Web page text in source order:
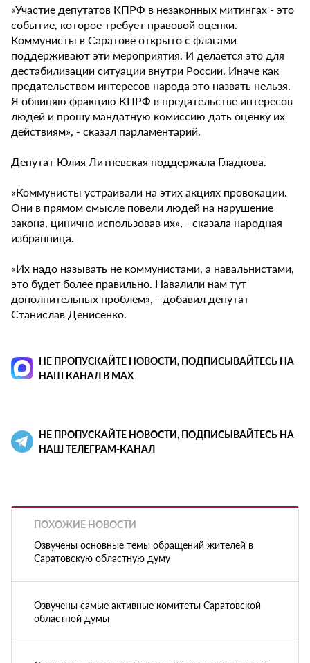
«Участие депутатов КПРФ в незаконных митингах - это
событие, которое требует правовой оценки.
Коммунисты в Саратове открыто с флагами
поддерживают эти мероприятия. И делается это для
дестабилизации ситуации внутри России. Иначе как
предательством интересов народа это назвать нельзя.
Я обвиняю фракцию КПРФ в предательстве интересов
людей и прошу мандатную комиссию дать оценку их
действиям», - сказал парламентарий.
Депутат Юлия Литневская поддержала Гладкова.
«Коммунисты устраивали на этих акциях провокации.
Они в прямом смысле повели людей на нарушение
закона, цинично использовав их», - сказала народная
избранница.
«Их надо называть не коммунистами, а навальнистами,
это будет более правильно. Навалили нам тут
дополнительных проблем», - добавил депутат
Станислав Денисенко.
НЕ ПРОПУСКАЙТЕ НОВОСТИ, ПОДПИСЫВАЙТЕСЬ НА
НАШ КАНАЛ В MAX
НЕ ПРОПУСКАЙТЕ НОВОСТИ, ПОДПИСЫВАЙТЕСЬ НА
НАШ ТЕЛЕГРАМ-КАНАЛ
ПОХОЖИЕ НОВОСТИ
Озвучены основные темы обращений жителей в
Саратовскую областную думу
Озвучены самые активные комитеты Саратовской
областной думы